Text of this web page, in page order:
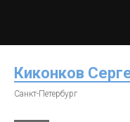
Киконков
Санкт-Петербург